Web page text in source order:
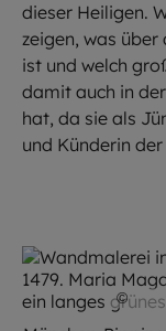
dieser Heiligen.
zeigen, was
ist und welch
damit auch in
hat, da sie als
und Künderin
©